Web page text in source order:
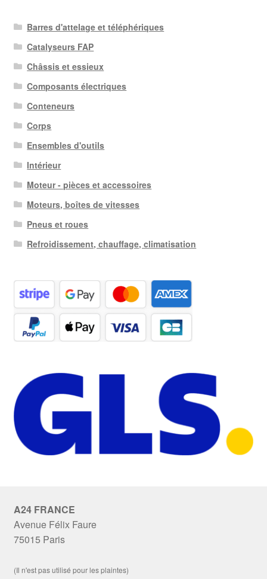
Barres d'attelage et téléphériques
Catalyseurs FAP
Châssis et essieux
Composants électriques
Conteneurs
Corps
Ensembles d'outils
Intérieur
Moteur - pièces et accessoires
Moteurs, boîtes de vitesses
Pneus et roues
Refroidissement, chauffage, climatisation
A24 FRANCE
Avenue Félix Faure
75015 Paris
(Il n'est pas utilisé pour les plaintes)